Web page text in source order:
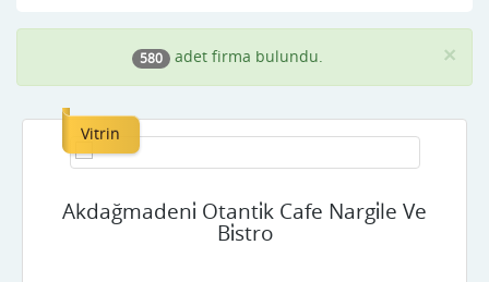
×
580 adet firma bulundu.
Vitrin
Akdağmadeni̇ Otanti̇k Cafe Nargi̇le Ve
Bi̇stro